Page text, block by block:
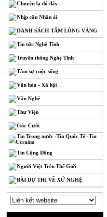
Chuyện lạ đó đây
Nhịp cầu Nhân ái
DANH SÁCH TẤM LÒNG VÀNG
Tin tức Nghệ Tĩnh
Truyền thống Nghệ Tĩnh
Tâm sự cuộc sống
Văn hóa - Xã hội
Văn Nghệ
Thư Viện
Góc Cười
Tin Trong nước -Tin Quốc Tế -Tin
Ucraina
Tin Cộng Đồng
Người Việt Trên Thế Giới
BÀI DỰ THI VỀ XỨ NGHỆ